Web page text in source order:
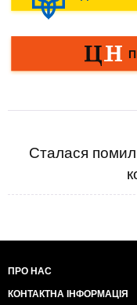
Сталася
ПРО НАС
КОНТАКТНА ІНФОРМАЦІЯ